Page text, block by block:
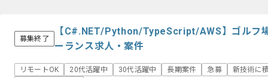
募集終了
【C#.NET/Python/TypeScript/AWS】ゴルフ
ーランス求人・案件
リモートOK 20代活躍中 30代活躍中 長期案件 急募
新技術に